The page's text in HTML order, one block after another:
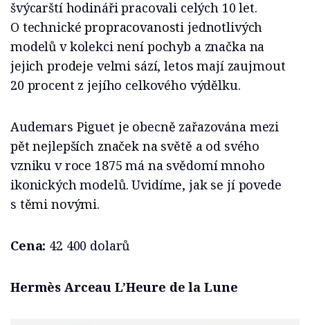
švýcarští hodináři pracovali celých 10 let.
O technické propracovanosti jednotlivých
modelů v kolekci není pochyb a značka na
jejich prodeje velmi sází, letos mají zaujmout
20 procent z jejího celkového výdělku.
Audemars Piguet je obecně zařazována mezi
pět nejlepších značek na světě a od svého
vzniku v roce 1875 má na svědomí mnoho
ikonických modelů. Uvidíme, jak se jí povede
s těmi novými.
Cena: 42 400 dolarů
Hermès Arceau L’Heure de la Lune